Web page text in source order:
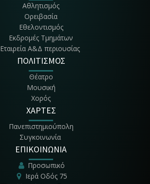
Αθλητισμός
Ορειβασία
Εθελοντισμός
Εκδρομές Τμημάτων
Εταιρεία Α&Δ περιουσίας
ΠΟΛΙΤΙΣΜΟΣ
Θέατρο
Μουσική
Χορός
ΧΑΡΤΕΣ
Πανεπιστημιούπολη
Συγκοινωνία
ΕΠΙΚΟΙΝΩΝΙΑ
Προσωπικό
Ιερά Οδός 75